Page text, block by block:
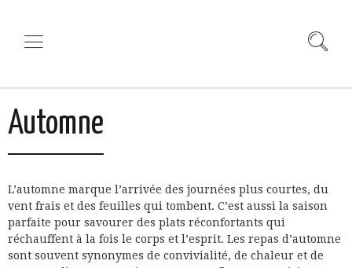
Automne
L’automne marque l’arrivée des journées plus courtes, du
vent frais et des feuilles qui tombent. C’est aussi la saison
parfaite pour savourer des plats réconfortants qui
réchauffent à la fois le corps et l’esprit. Les repas d’automne
sont souvent synonymes de convivialité, de chaleur et de